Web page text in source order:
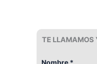
TE LLAMAMOS
Nombre *